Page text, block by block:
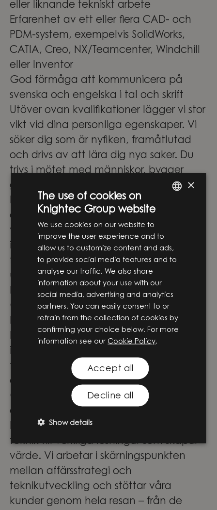
eller liknande tekniskt arbete
Erfarenhet av ett eller flera CAD- och
PDM-system, exempelvis SolidWorks,
CATIA, Creo, NX/Teamcenter, Windchill
eller Inventor
God förmåga att kommunicera på
svenska och engelska i tal och skrift
Utöver ovan kvalifikationer lägger vi stor
vikt vid dina personliga egenskaper. Vi
söker dig som är nyfiken, framåtlutad
och drivs av att lära dig nya saker. Du
trivs i mötet med människor, bygger
gärna nya relationer och känner dig
bekväm i en konsultroll där samarbete
och kundfokus är en naturlig del av
vardagen. Samtidigt är du
initiativtagande, lösningsorienterad och
tycker om att ta dig an nya tekniska
utmaningar.
En spännande resa med Knightec
Group
Knightec Group är idag en av Norra
Europas ledande strategiska partners
inom produkt- och digital
tjänsteutveckling – hur häftigt är inte
det?
Genom att förena ingenjörskompetens,
digital expertis och affärsförståelse
hjälper vi våra kunder att omvandla ny
teknik till verkliga lösningar som skapar
värde. Vi arbetar i skärningspunkten
mellan affärsstrategi och
teknikutveckling och stöttar våra
kunder genom hela resan – från de
×
The use of cookies on
Knightec Group website
We use cookies on our website to
improve the user experience and to
allow us to customize content and ads,
to provide social media features and to
analyse our traffic. We also share
information about your use with our
social media, advertising and analytics
partners. You can easily consent to or
refrain from the collection of cookies by
confirming your choice below. For more
information see our Cookie Policy.
Accept all
Decline all
Show details